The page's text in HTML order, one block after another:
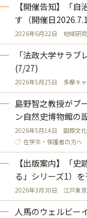
【開催告知】「
す（開催日
2026年6月22日 地域研
「法政大学サラ
(7/27)
2026年5月25日 多摩キ
島野智之教授がブ
ン自然史博物館の
2026年5月14日 国際文
在学生・保護者の方へ
【出版案内】「
る」シリーズ1）
2026年3月30日 江戸東
人馬のウェルビー